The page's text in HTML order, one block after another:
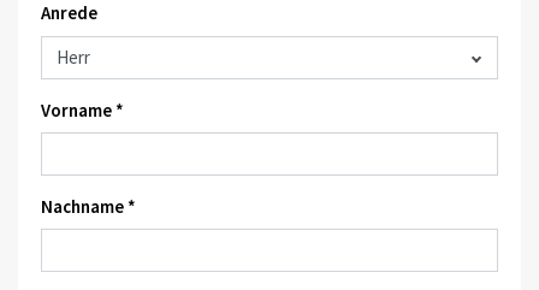
Anrede
Vorname *
Nachname *